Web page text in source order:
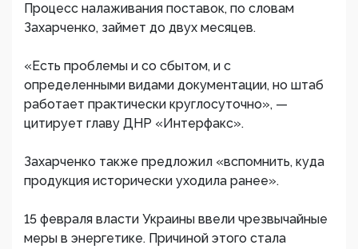
Процесс налаживания поставок, по словам
Захарченко, займет до двух месяцев.
​«Есть проблемы и со сбытом, и с
определенными видами документации, но штаб
работает практически круглосуточно», —
цитирует главу ДНР «Интерфакс».
Захарченко также предложил «вспомнить, куда
продукция исторически уходила ранее».
15 февраля власти Украины ввели чрезвычайные
меры в энергетике. Причиной этого стала